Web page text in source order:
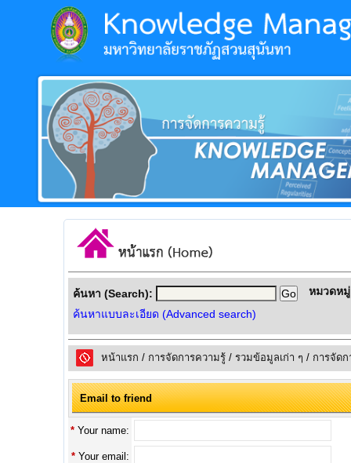
ค้นหา (Search):
ค้นหาแบบละเอียด (Advanced search)
หมวดห
หน้าแรก / การจัดการความรู้ / รวมข้อมูลเก่า ๆ / การจัด
Email to friend
* Your name:
* Your email: